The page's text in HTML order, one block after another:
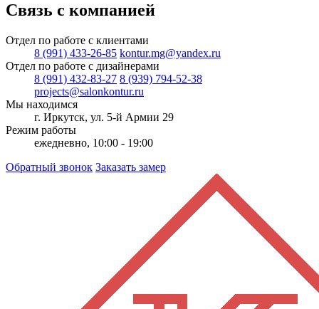
Связь с компанией
Отдел по работе с клиентами
8 (991) 433-26-85 kontur.mg@yandex.ru
Отдел по работе с дизайнерами
8 (991) 432-83-27 8 (939) 794-52-38
projects@salonkontur.ru
Мы находимся
г. Иркутск, ул. 5-й Армии 29
Режим работы
ежедневно, 10:00 - 19:00
Обратный звонок Заказать замер